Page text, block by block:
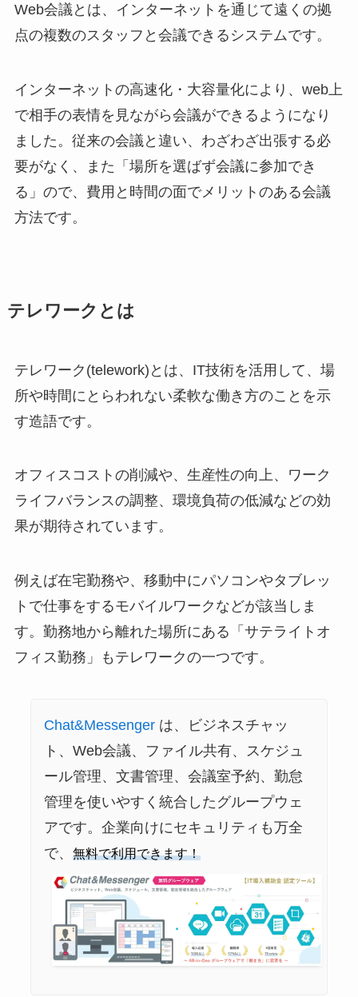
Web会議とは、インターネットを通じて遠くの拠
点の複数のスタッフと会議できるシステムです。
インターネットの高速化・大容量化により、web上
で相手の表情を見ながら会議ができるようになり
ました。従来の会議と違い、わざわざ出張する必
要がなく、また「場所を選ばず会議に参加でき
る」ので、費用と時間の面でメリットのある会議
方法です。
テレワークとは
テレワーク(telework)とは、IT技術を活用して、場
所や時間にとらわれない柔軟な働き方のことを示
す造語です。
オフィスコストの削減や、生産性の向上、ワーク
ライフバランスの調整、環境負荷の低減などの効
果が期待されています。
例えば在宅勤務や、移動中にパソコンやタブレッ
トで仕事をするモバイルワークなどが該当しま
す。勤務地から離れた場所にある「サテライトオ
フィス勤務」もテレワークの一つです。
Chat&Messenger は、ビジネスチャッ
ト、Web会議、ファイル共有、スケジュ
ール管理、文書管理、会議室予約、勤怠
管理を使いやすく統合したグループウェ
アです。企業向けにセキュリティも万全
で、無料で利用できます！